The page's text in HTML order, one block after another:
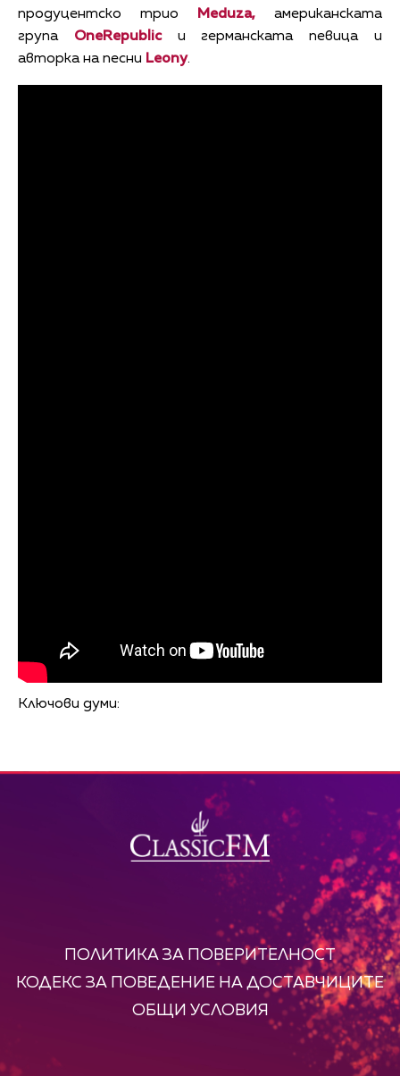
продуцентско трио
Meduza, американската
група OneRepublicи германската певица и
авторка на песни Leony.
Ключови думи:
ПОЛИТИКА ЗА ПОВЕРИТЕЛНОСТ
КОДЕКС ЗА ПОВЕДЕНИЕ НА ДОСТАВЧИЦИТЕ
ОБЩИ УСЛОВИЯ